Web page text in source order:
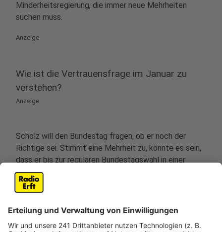
Minderheitsregierung, die immer neue Mehrheiten
suchen muss.
Anzeige
Wie ist die Vertrauensfrage im Januar zu
verstehen?
Anzeige
Scholz will den Bundestag fragen, ob er noch der
Richtige sei. Stimmt eine Mehrheit zu, könnte es sein,
dass er bis zur regulären Bundestagswahl in einer
Minderheitsregierung weiterregiert. Lautet die
Antwort des Parlaments 'Nein', gibt es innerhalb von
60 Tagen Neuwahlen - das wäre dann etwa Anfang
März.
Anzeige